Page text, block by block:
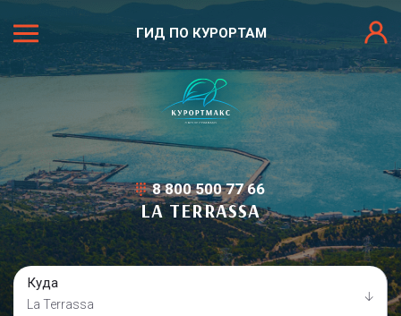
ГИД ПО КУРОРТАМ
8 800 500 77 66
LA TERRASSA
Куда
La Terrassa